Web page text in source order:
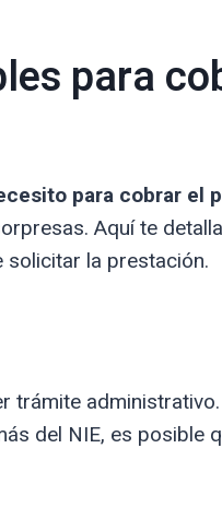
para
para cobrar el
Aquí te
solicitar la prestación.
trámite
del NIE, es posible